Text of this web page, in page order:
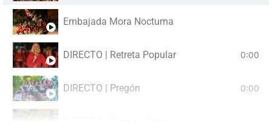
Embajada Mora Nocturna
DIRECTO | Retreta Popular 0:00
DIRECTO | Pregón 0:00